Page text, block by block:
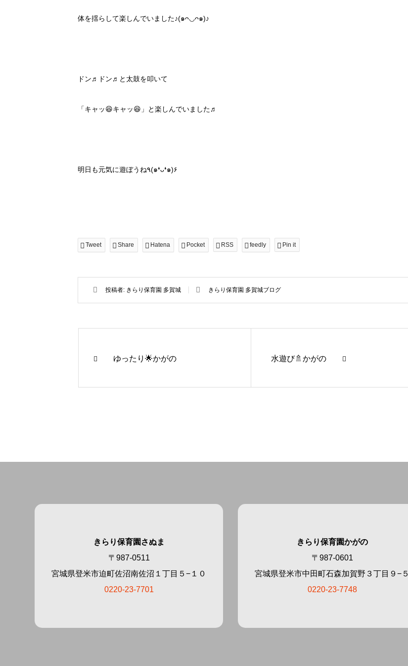
体を揺らして楽しんでいました♪(๑ᴖ◡ᴖ๑)♪
ドン♬ドン♬と太鼓を叩いて
「キャッ😆キャッ😆」と楽しんでいました♬
明日も元気に遊ぼうね٩(๑❛ᴗ❛๑)۶
Tweet Share Hatena Pocket RSS feedly Pin it
投稿者: きらり保育園 多賀城 きらり保育園 多賀城ブログ
ゆったり🌟かがの 水遊び🚿かがの
きらり保育園さぬま
〒987-0511
宮城県登米市迫町佐沼南佐沼１丁目５−１０
0220-23-7701
きらり保育園かがの
〒987-0601
宮城県登米市中田町石森加賀野３丁目９−５
0220-23-7748